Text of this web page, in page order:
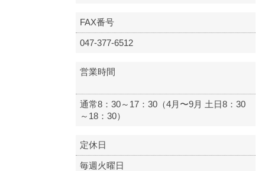
FAX番号
047-377-6512
営業時間
通常8：30～17：30（4月〜9月 土日8：30
～18：30）
定休日
毎週火曜日